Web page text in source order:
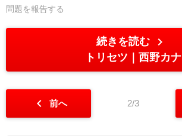
問題を報告する
続きを読む chevron_right
トリセツ 西野カナ
chevron_left 前へ 2/3